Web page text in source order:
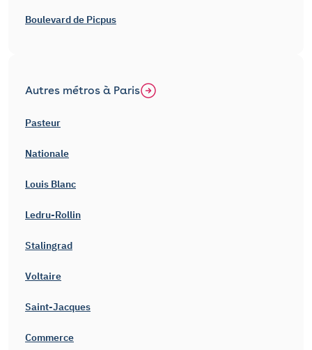
Boulevard de Picpus
Autres métros à Paris
Pasteur
Nationale
Louis Blanc
Ledru-Rollin
Stalingrad
Voltaire
Saint-Jacques
Commerce